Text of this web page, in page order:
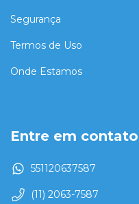
Segurança
Termos de Uso
Onde Estamos
Entre em contato
551120637587
(11) 2063-7587